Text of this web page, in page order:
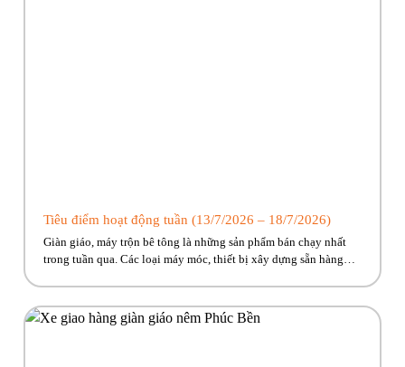
Tiêu điểm hoạt động tuần (13/7/2026 – 18/7/2026)
Giàn giáo, máy trộn bê tông là những sản phẩm bán chạy nhất
trong tuần qua. Các loại máy móc, thiết bị xây dựng sẵn hàng
động tiêu […]